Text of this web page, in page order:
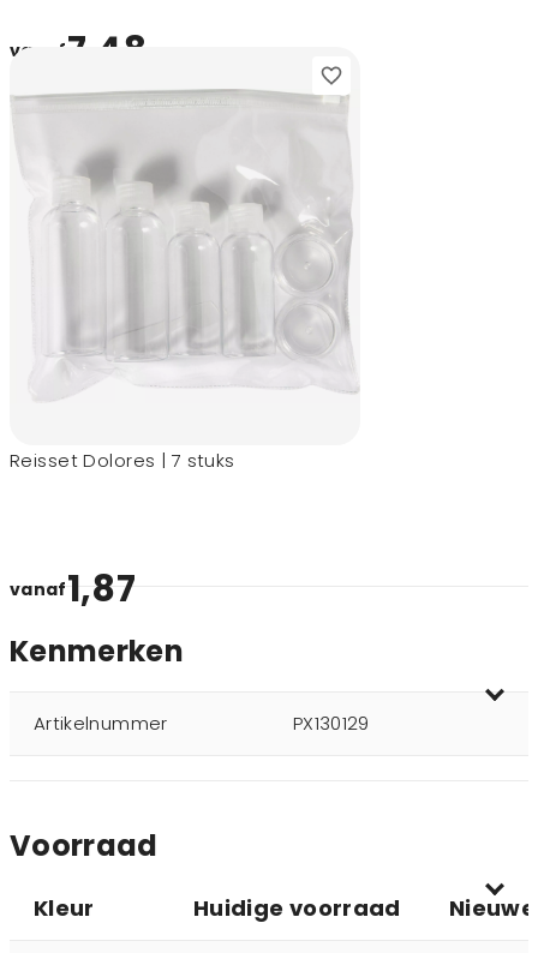
vanaf7,48
Reisset Dolores | 7 stuks
vanaf1,87
Kenmerken
Artikelnummer PX130129
Voorraad
Kleur Huidige voorraad